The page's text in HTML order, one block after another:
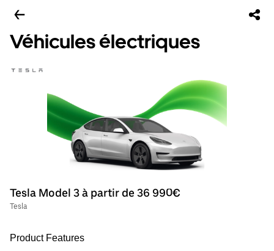
Véhicules électriques
Tesla Model 3 à partir de 36 990€
Tesla
Product Features